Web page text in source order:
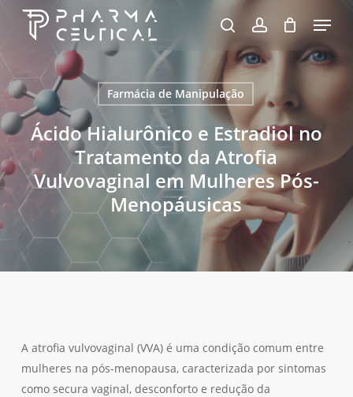
pesquisaaccount
Menu
Carrinho Fechar
Carrinho
Farmácia de Manipulação
Ácido Hialurônico e Estradiol no
Tratamento da Atrofia
Vulvovaginal em Mulheres Pós-
Menopáusicas
A atrofia vulvovaginal (VVA) é uma condição comum entre
mulheres na pós-menopausa, caracterizada por sintomas
como secura vaginal, desconforto e redução da
Close
Menu